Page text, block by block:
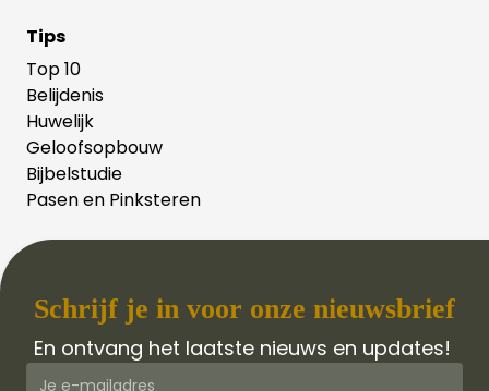
Tips
Top 10
Belijdenis
Huwelijk
Geloofsopbouw
Bijbelstudie
Pasen en Pinksteren
Schrijf je in voor onze nieuwsbrief
En ontvang het laatste nieuws en updates!